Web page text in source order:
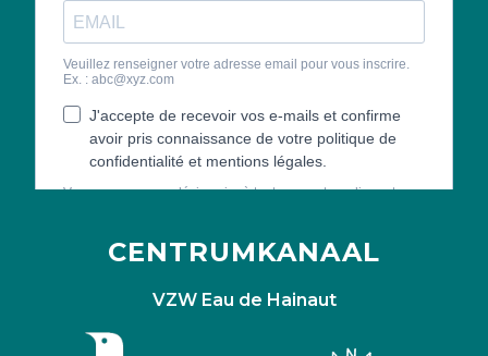
CENTRUMKANAAL
VZW Eau de Hainaut